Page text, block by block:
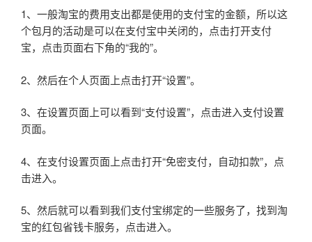
1、一般淘宝的费用支出都是使用的支付宝的金额，所以这
个包月的活动是可以在支付宝中关闭的，点击打开支付
宝，点击页面右下角的“我的”。
2、然后在个人页面上点击打开“设置”。
3、在设置页面上可以看到“支付设置”，点击进入支付设置
页面。
4、在支付设置页面上点击打开“免密支付，自动扣款”，点
击进入。
5、然后就可以看到我们支付宝绑定的一些服务了，找到淘
宝的红包省钱卡服务，点击进入。